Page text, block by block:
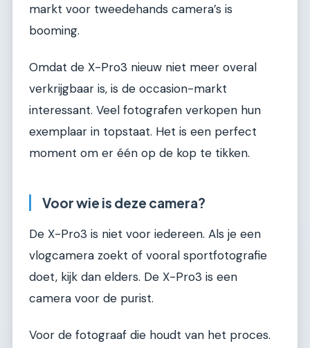
markt voor tweedehands camera’s is
booming.
Omdat de X-Pro3 nieuw niet meer overal
verkrijgbaar is, is de occasion-markt
interessant. Veel fotografen verkopen hun
exemplaar in topstaat. Het is een perfect
moment om er één op de kop te tikken.
Voor wie is deze camera?
De X-Pro3 is niet voor iedereen. Als je een
vlogcamera zoekt of vooral sportfotografie
doet, kijk dan elders. De X-Pro3 is een
camera voor de purist.
Voor de fotograaf die houdt van het proces.